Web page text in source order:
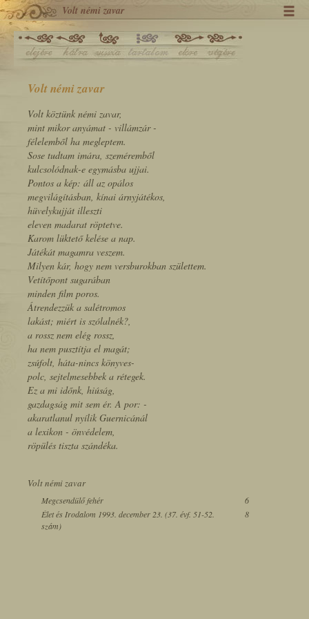
Volt némi zavar
Volt némi zavar
Volt köztünk némi zavar,
mint mikor anyámat - villámzár -
félelemből ha megleptem.
Sose tudtam imára, szeméremből
kulcsolódnak-e egymásba ujjai.
Pontos a kép: áll az opálos
megvilágításban, kínai árnyjátékos,
hüvelykujját illeszti
eleven madarat röptetve.
Karom lüktető kelése a nap.
Játékát magamra veszem.
Milyen kár, hogy nem versburokban születtem.
Vetítőpont sugarában
minden film poros.
Átrendezzük a salétromos
lakást; miért is szólalnék?,
a rossz nem elég rossz,
ha nem pusztítja el magát;
zsúfolt, háta-nincs könyves-
polc, sejtelmesebbek a rétegek.
Ez a mi időnk, hiúság,
gazdagság mit sem ér. A por: -
akaratlanul nyílik Guernicánál
a lexikon - önvédelem,
röpülés tiszta szándéka.
Volt némi zavar
Megcsendülő fehér
6
Élet és Irodalom 1993. december 23. (37. évf. 51-52.
szám)
8